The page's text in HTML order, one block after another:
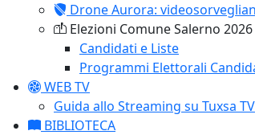
Drone Aurora:
Elezioni Comune Salerno 2026
Candidati e Liste
Programmi Elettorali
WEB TV
Guida allo Streaming su Tuxsa TV
BIBLIOTECA